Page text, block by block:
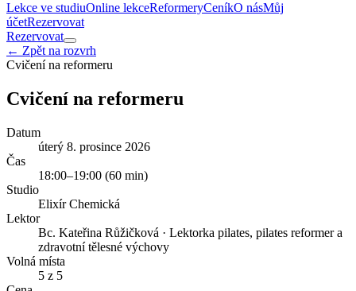
Lekce ve studiuOnline lekceReformeryCeníkO násMůj
účetRezervovat
Rezervovat
← Zpět na rozvrh
Cvičení na reformeru
Cvičení na reformeru
Datum
úterý 8. prosince 2026
Čas
18:00–19:00 (60 min)
Studio
Elixír Chemická
Lektor
Bc. Kateřina Růžičková · Lektorka pilates, pilates reformer a
zdravotní tělesné výchovy
Volná místa
5 z 5